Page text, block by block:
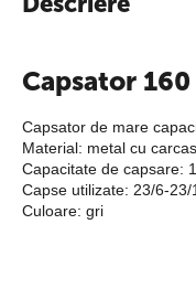
Capsator
Capsator de mare
Material: metal cu
Capacitate de capsare:
Capse utilizate: 23/6-23/
Culoare: gri